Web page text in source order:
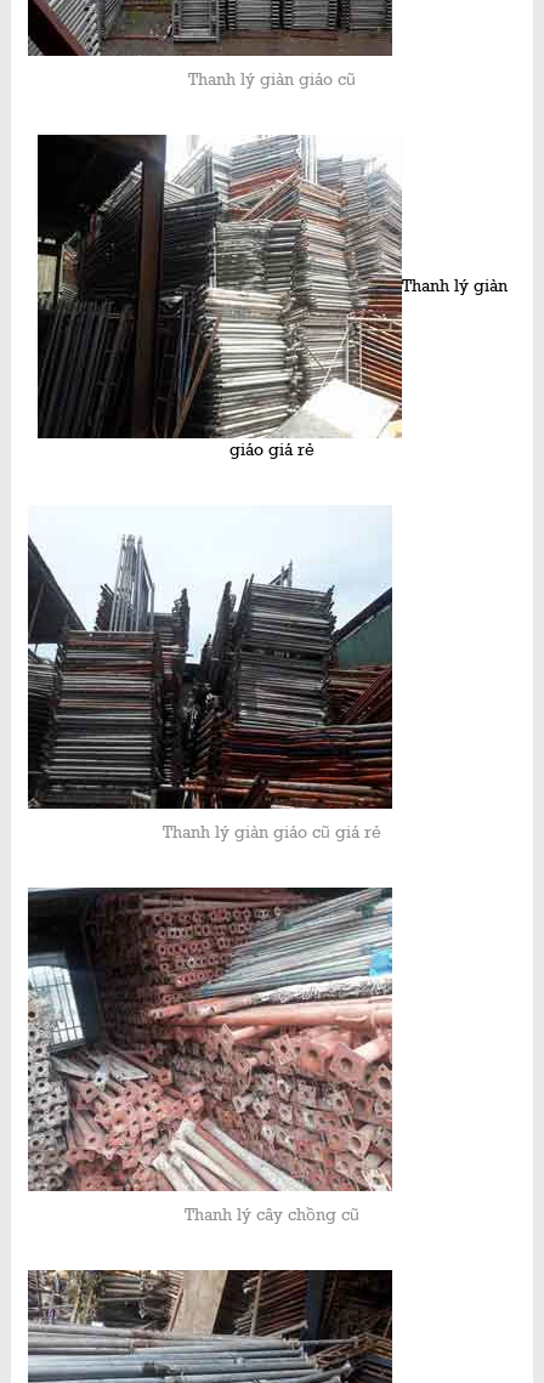
Thanh lý giàn giáo cũ
Thanh lý giàn
giáo giá rẻ
Thanh lý giàn giáo cũ giá rẻ
Thanh lý cây chồng cũ